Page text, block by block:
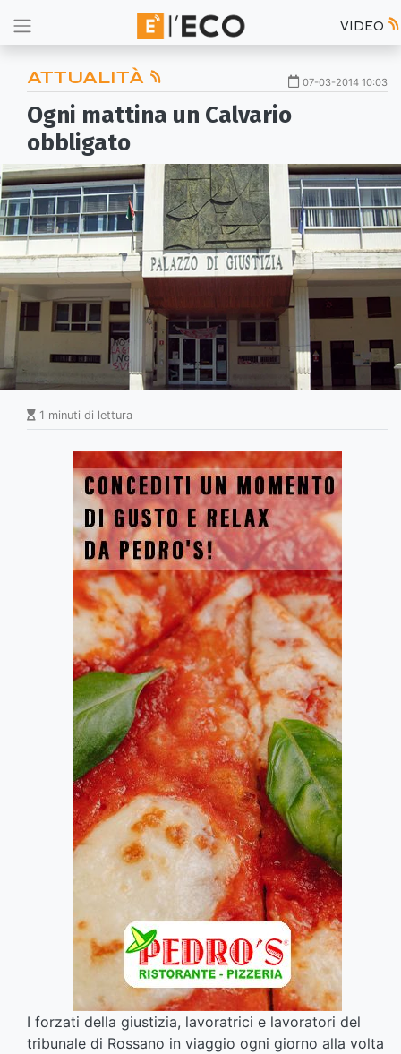
VIDEO
ATTUALITÀ 07-03-2014 10:03
Ogni mattina un Calvario
obbligato
1 minuti di lettura
I forzati della giustizia, lavoratrici e lavoratori del
tribunale di Rossano in viaggio ogni giorno alla volta